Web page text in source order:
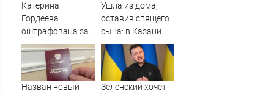
Катерина
Гордеева
оштрафована за
пропаганду ЛГБТ
в интернете -
Новости на
Вести.ru
Ушла из дома,
оставив спящего
сына: в Казани
мать пойдет под
суд за гибель
малыша
07/08/2026 –
Назван новый
Зеленский хочет